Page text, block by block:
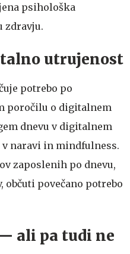
psihološka
zdravju.
utrujenost
potrebo po
poročilu o digitalnem
dnevu v digitalnem
v naravi in mindfulness.
zaposlenih po dnevu,
povečano potrebo
ali pa tudi ne